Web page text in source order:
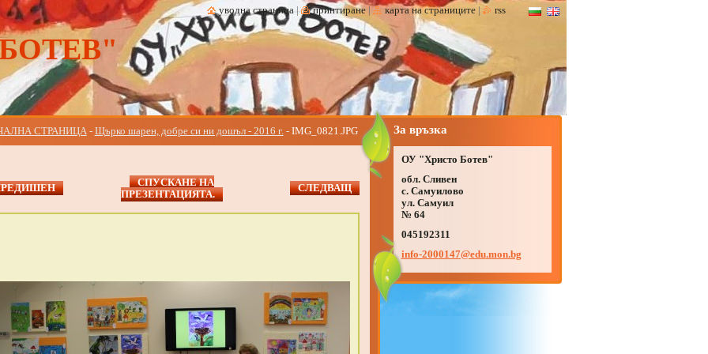
СТРАНИЦА - Щърко шарен, добре си ни дошъл - 2016 г. - IMG_0821.JPG
СПУСКАНЕ НА
ПРЕЗЕНТАЦИЯТА.
СЛЕДВАЩ
За връзка
ОУ "Христо Ботев"
обл. Сливен
с. Самуилово
ул. Самуил
№ 64
045192311
info-2000147@edu.mon.bg
уводна страница | принтиране | карта на страниците rss